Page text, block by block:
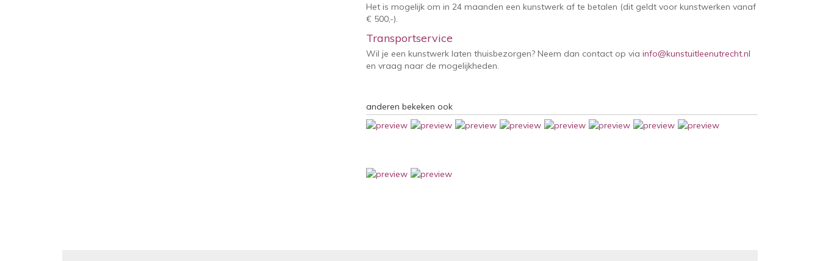
Het is mogelijk om in 24 maanden een kunstwerk af te betalen (dit geldt voor kunstwerken vanaf
€ 500,-).
Transportservice
Wil je een kunstwerk laten thuisbezorgen? Neem dan contact op via info@kunstuitleenutrecht.nl
en vraag naar de mogelijkheden.
anderen bekeken ook